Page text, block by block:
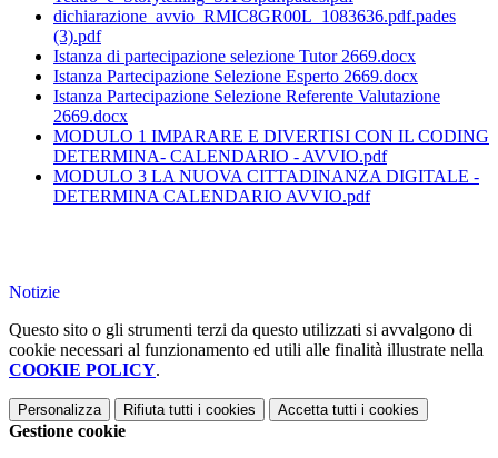
dichiarazione_avvio_RMIC8GR00L_1083636.pdf.pades
(3).pdf
Istanza di partecipazione selezione Tutor 2669.docx
Istanza Partecipazione Selezione Esperto 2669.docx
Istanza Partecipazione Selezione Referente Valutazione
2669.docx
MODULO 1 IMPARARE E DIVERTISI CON IL CODING
DETERMINA- CALENDARIO - AVVIO.pdf
MODULO 3 LA NUOVA CITTADINANZA DIGITALE -
DETERMINA CALENDARIO AVVIO.pdf
Notizie
Questo sito o gli strumenti terzi da questo utilizzati si avvalgono di
cookie necessari al funzionamento ed utili alle finalità illustrate nella
COOKIE POLICY.
Personalizza Rifiuta tutti i cookies Accetta tutti i cookies
Gestione cookie